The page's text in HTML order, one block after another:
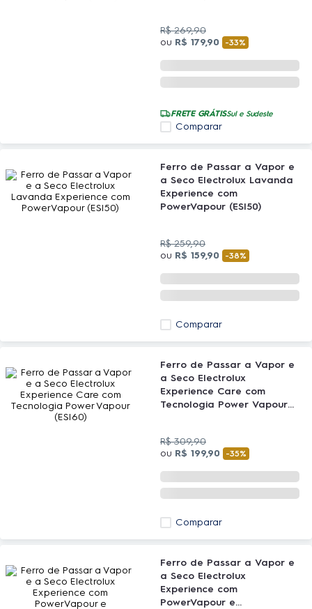
R$ 269,90
ou R$ 179,90 -33%
FRETE GRÁTISSul e Sudeste
Comparar
Ferro de Passar a Vapor e
a Seco Electrolux Lavanda
Experience com
PowerVapour (ESI50)
R$ 259,90
ou R$ 159,90 -38%
Comparar
Ferro de Passar a Vapor e
a Seco Electrolux
Experience Care com
Tecnologia Power Vapour
R$ 309,90
ou R$ 199,90 -35%
Comparar
Ferro de Passar a Vapor e
a Seco Electrolux
Experience com
PowerVapour e